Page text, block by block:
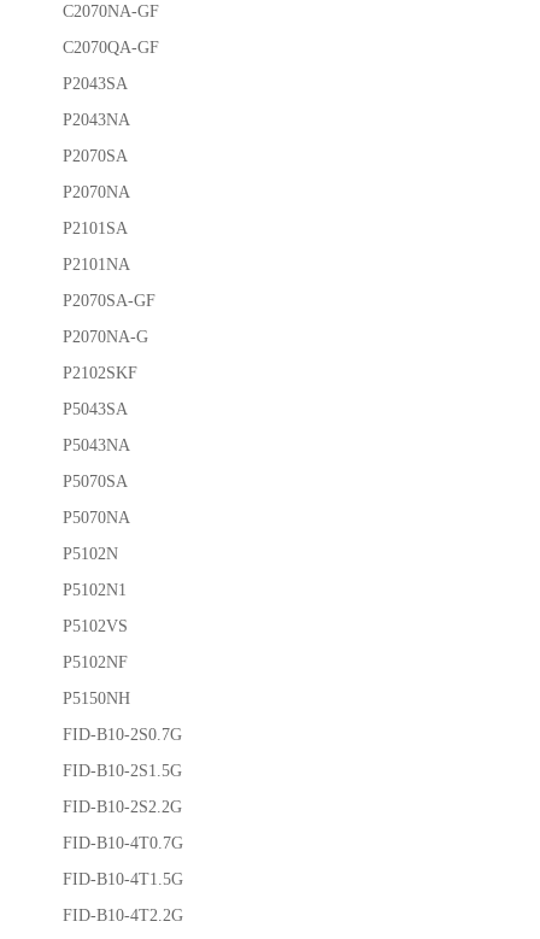
C2070NA-GF
C2070QA-GF
P2043SA
P2043NA
P2070SA
P2070NA
P2101SA
P2101NA
P2070SA-GF
P2070NA-G
P2102SKF
P5043SA
P5043NA
P5070SA
P5070NA
P5102N
P5102N1
P5102VS
P5102NF
P5150NH
FID-B10-2S0.7G
FID-B10-2S1.5G
FID-B10-2S2.2G
FID-B10-4T0.7G
FID-B10-4T1.5G
FID-B10-4T2.2G